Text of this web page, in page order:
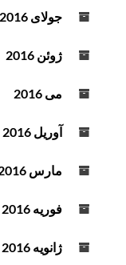
جولای 2016
ژوئن 2016
می 2016
آوریل 2016
مارس 2016
فوریه 2016
ژانویه 2016